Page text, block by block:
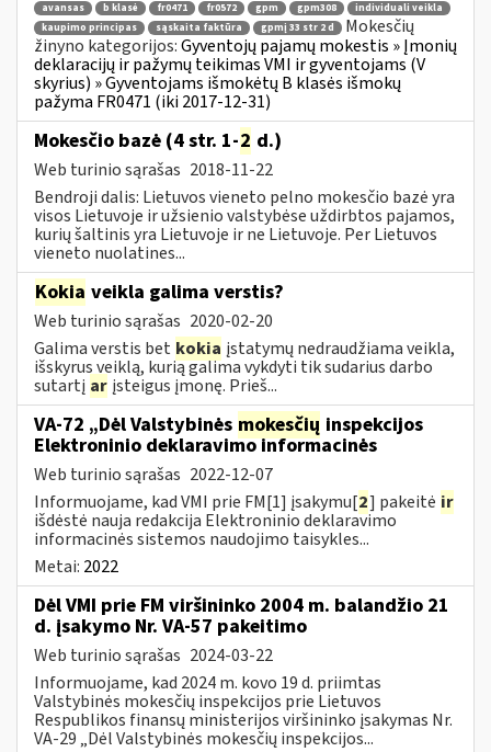
avansas b klasė fr0471 fr0572 gpm gpm308
individuali veikla
kaupimo principas
sąskaita faktūra gpmį 33 str 2 d
Mokesčių
žinyno kategorijos:Gyventojų pajamų mokestis » Įmonių
deklaracijų ir pažymų teikimas VMI ir gyventojams (V
skyrius) » Gyventojams išmokėtų B klasės išmokų
pažyma FR0471 (iki 2017-12-31)
Mokesčio bazė (4 str. 1-2 d.)
Web turinio sąrašas 2018-11-22
Bendroji dalis: Lietuvos vieneto pelno mokesčio bazė yra
visos Lietuvoje ir užsienio valstybėse uždirbtos pajamos,
kurių šaltinis yra Lietuvoje ir ne Lietuvoje. Per Lietuvos
vieneto nuolatines...
Kokia veikla galima verstis?
Web turinio sąrašas 2020-02-20
Galima verstis bet kokia įstatymų nedraudžiama veikla,
išskyrus veiklą, kurią galima vykdyti tik sudarius darbo
sutartį ar įsteigus įmonę. Prieš...
VA-72 „Dėl Valstybinės mokesčių inspekcijos
Elektroninio deklaravimo informacinės
Web turinio sąrašas 2022-12-07
Informuojame, kad VMI prie FM[1] įsakymu[2] pakeitė ir
išdėstė nauja redakcija Elektroninio deklaravimo
informacinės sistemos naudojimo taisykles...
Metai: 2022
Dėl VMI prie FM viršininko 2004 m. balandžio 21
d. įsakymo Nr. VA-57 pakeitimo
Web turinio sąrašas 2024-03-22
Informuojame, kad 2024 m. kovo 19 d. priimtas
Valstybinės mokesčių inspekcijos prie Lietuvos
Respublikos finansų ministerijos viršininko įsakymas Nr.
VA-29 „Dėl Valstybinės mokesčių inspekcijos...